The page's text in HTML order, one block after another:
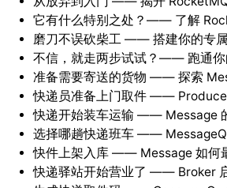
它有什么特别之处？—— 了解
磨刀不误砍柴工 —— 搭建你的专
不信，就走两步试试？—— 跑通你
准备需要寄送的货物 —— 探索
快递员准备上门取件 ——
快递开始装车运输 —— Message
选择哪趟快递班车 ——
快件上架入库 —— Message 如何
快递驿站开始营业了 —— Broker